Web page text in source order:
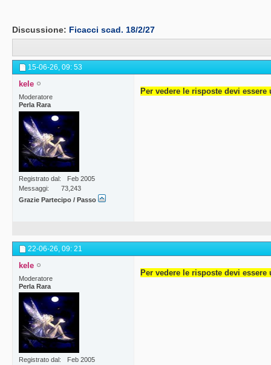
Discussione: Ficacci scad. 18/2/27
15-06-26, 09: 53
kele
Moderatore
Perla Rara
Registrato dal
Feb 2005
Messaggi
73,243
Grazie Partecipo / Passo
Per vedere le risposte devi
22-06-26, 09: 21
kele
Moderatore
Perla Rara
Registrato dal
Feb 2005
Per vedere le risposte devi essere